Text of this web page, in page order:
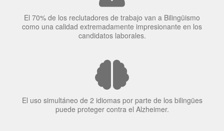
El 70% de los reclutadores de trabajo van a Bilingüismo
como una calidad extremadamente impresionante en los
candidatos laborales.
El uso simultáneo de 2 idiomas por parte de los bilingües
puede proteger contra el Alzheimer.